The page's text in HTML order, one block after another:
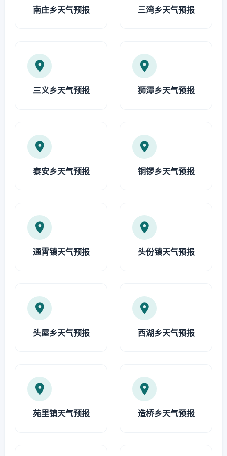
南庄乡天气预报 三湾乡天气预报
三义乡天气预报 狮潭乡天气预报
泰安乡天气预报 铜锣乡天气预报
通霄镇天气预报 头份镇天气预报
头屋乡天气预报 西湖乡天气预报
苑里镇天气预报 造桥乡天气预报